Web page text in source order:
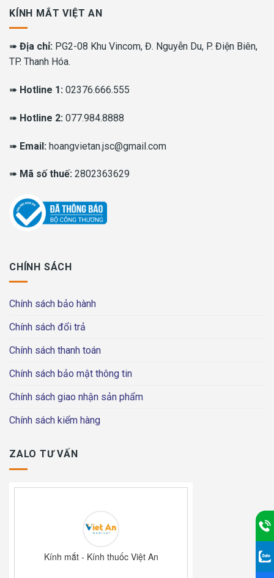
KÍNH MẮT VIỆT AN
➠ Địa chỉ: PG2-08 Khu Vincom, Đ. Nguyễn Du, P. Điện Biên,
TP. Thanh Hóa.
➠ Hotline 1: 02376.666.555
➠ Hotline 2: 077.984.8888
➠ Email: hoangvietan.jsc@gmail.com
➠ Mã số thuế: 2802363629
CHÍNH SÁCH
Chính sách bảo hành
Chính sách đổi trả
Chính sách thanh toán
Chính sách bảo mật thông tin
Chính sách giao nhận sản phẩm
Chính sách kiểm hàng
ZALO TƯ VẤN